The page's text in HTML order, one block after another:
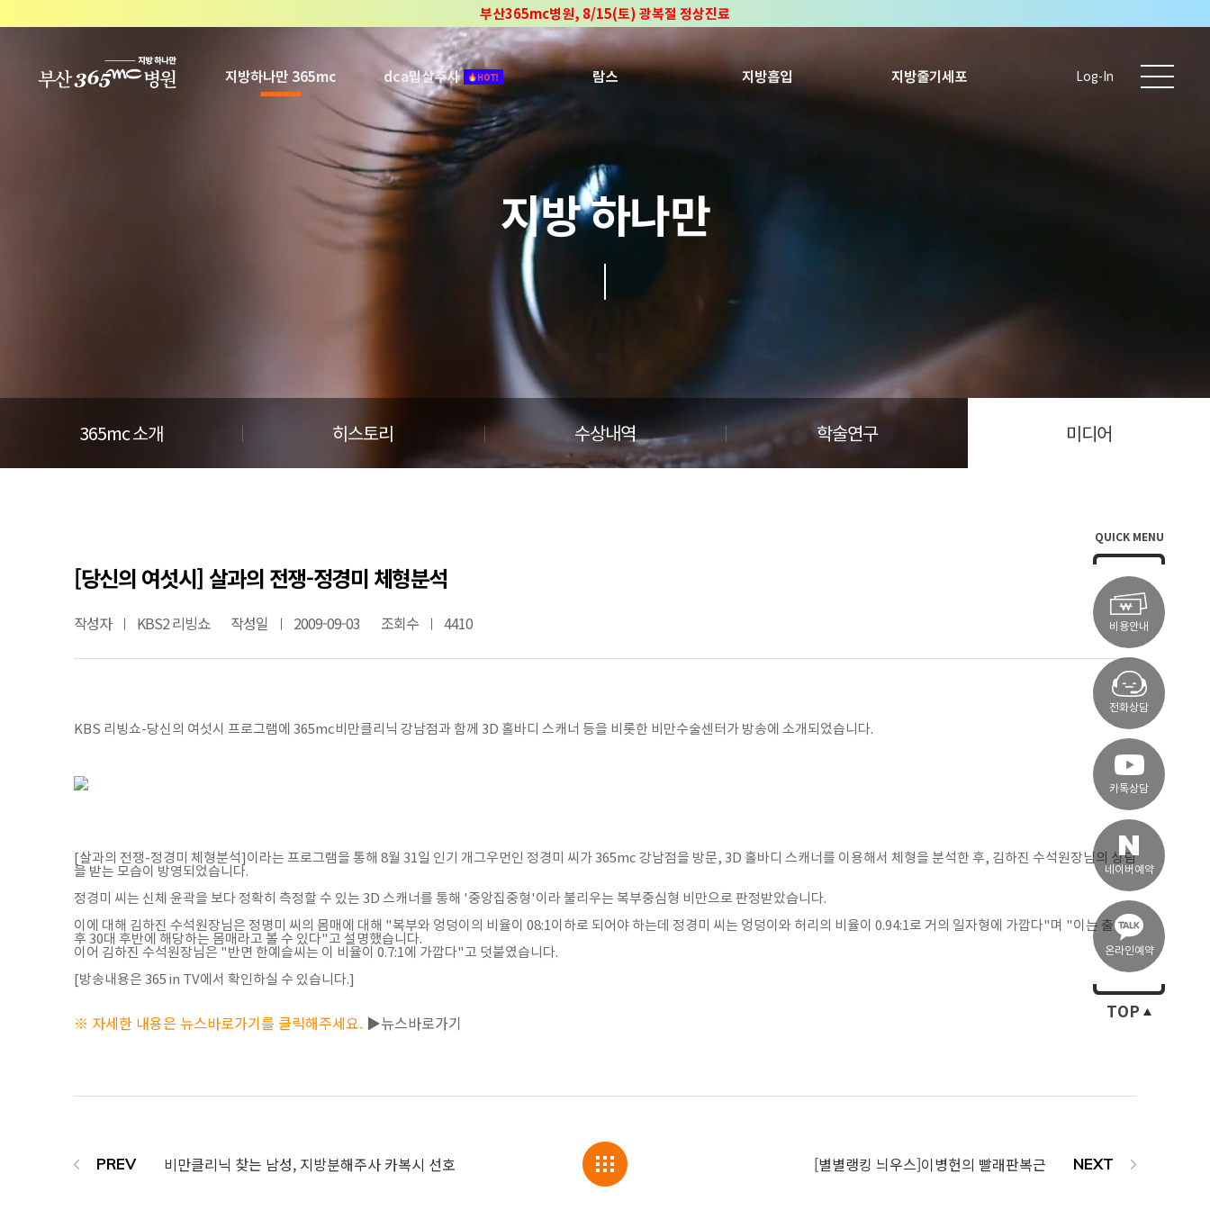
부산365mc병원, 8/15(토) 광복절 정상진료
부산365mc병원, 2년 연속 "Awards 2관왕" 수상
2025 "부산365mc 보건복지부 장관상" 수상!
지방하나만 365mc dca밉살주사 람스 지방흡입 지방줄기세포 Log-In
지방 하나만
365mc 소개 히스토리 수상내역 학술연구 미디어
[당신의 여섯시] 살과의 전쟁-정경미 체형분석
작성자 KBS2 리빙쇼 작성일 2009-09-03 조회수 4410
KBS 리빙쇼-당신의 여섯시 프로그램에 365mc비만클리닉 강남점과 함께 3D 홀바디 스캐너 등을 비롯한 비만수술센터가 방송에 소개되었습니다.
[살과의 전쟁-정경미 체형분석]이라는 프로그램을 통해 8월 31일 인기 개그우먼인 정경미 씨가 365mc 강남점을 방문, 3D 홀바디 스캐너를 이용해서 체형을 분석한 후, 김하진 수석원장님의 상담
을 받는 모습이 방영되었습니다.
정경미 씨는 신체 윤곽을 보다 정확히 측정할 수 있는 3D 스캐너를 통해 '중앙집중형'이라 불리우는 복부중심형 비만으로 판정받았습니다.
이에 대해 김하진 수석원장님은 정명미 씨의 몸매에 대해 "복부와 엉덩이의 비율이 08:1이하로 되어야 하는데 정경미 씨는 엉덩이와 허리의 비율이 0.94:1로 거의 일자형에 가깝다"며 "이는 출산
후 30대 후반에 해당하는 몸매라고 볼 수 있다"고 설명했습니다.
이어 김하진 수석원장님은 "반면 한예슬씨는 이 비율이 0.7:1에 가깝다"고 덧붙였습니다.
[방송내용은 365 in TV에서 확인하실 수 있습니다.]
※ 자세한 내용은 뉴스바로가기를 클릭해주세요. ▶뉴스바로가기
비만클리닉 찾는 남성, 지방분해주사 카복시 선호 [별별랭킹 늬우스]이병헌의 빨래판복근
QUICK MENU
비용안내
전화상담
카톡상담
네이버예약
온라인예약
TOP